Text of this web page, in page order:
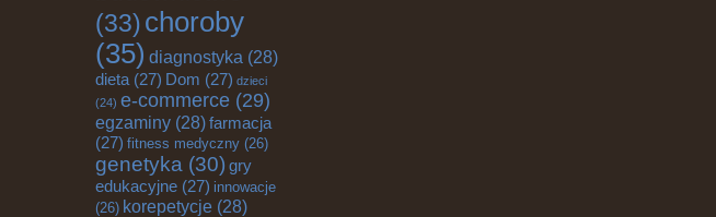
(33)choroby
(35) diagnostyka (28)
dieta (27) Dom (27) dzieci
(24) e-commerce (29)
egzaminy (28)farmacja
(27) fitness medyczny (26)
genetyka (30) gry
edukacyjne (27) innowacje
(26) korepetycje (28)